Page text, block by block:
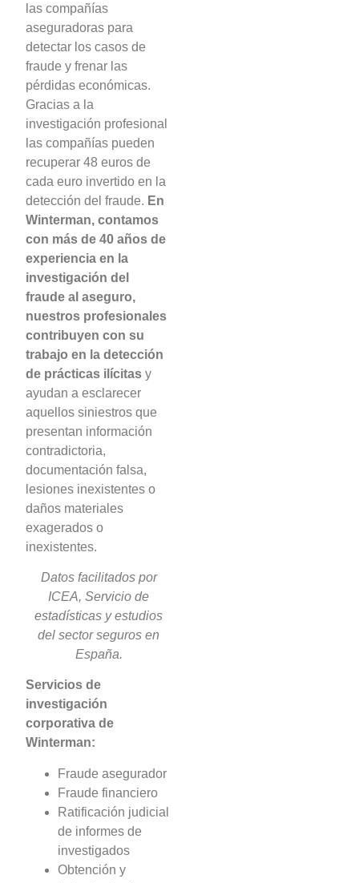
las compañías
aseguradoras para
detectar los casos de
fraude y frenar las
pérdidas económicas.
Gracias a la
investigación profesional
las compañías pueden
recuperar 48 euros de
cada euro invertido en la
detección del fraude. En
Winterman, contamos
con más de 40 años de
experiencia en la
investigación del
fraude al aseguro,
nuestros profesionales
contribuyen con su
trabajo en la detección
de prácticas ilícitas y
ayudan a esclarecer
aquellos siniestros que
presentan información
contradictoria,
documentación falsa,
lesiones inexistentes o
daños materiales
exagerados o
inexistentes.
Datos facilitados por
ICEA, Servicio de
estadísticas y estudios
del sector seguros en
España.
Servicios de
investigación
corporativa de
Winterman:
Fraude asegurador
Fraude financiero
Ratificación judicial
de informes de
investigados
Obtención y